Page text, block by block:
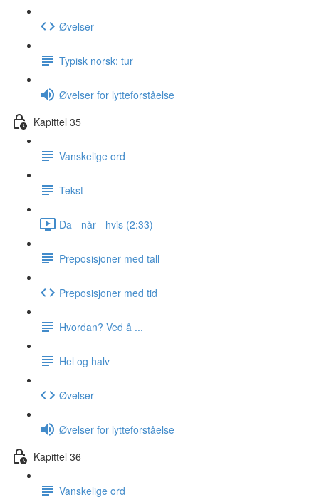
Øvelser
Typisk norsk: tur
Øvelser for lytteforståelse
Kapittel 35
Vanskelige ord
Tekst
Da - når - hvis (2:33)
Preposisjoner med tall
Preposisjoner med tid
Hvordan? Ved å ...
Hel og halv
Øvelser
Øvelser for lytteforståelse
Kapittel 36
Vanskelige ord